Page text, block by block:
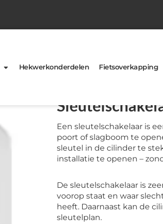
Hekwerkonderdelen Fietsoverkapping
Een sleutelschakelaar is
poort of slagboom te
sleutel in de cilinder te
installatie te openen –
De sleutelschakelaar is
voorop staat en waar
heeft. Daarnaast kan de
sleutelplan.